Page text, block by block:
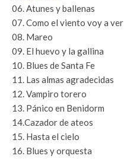
06. Atunes y ballenas
07. Como el viento voy a ver
08. Mareo
09. El huevo y la gallina
10. Blues de Santa Fe
11. Las almas agradecidas
12. Vampiro torero
13. Pánico en Benidorm
14.Cazador de ateos
15. Hasta el cielo
16. Blues y orquesta